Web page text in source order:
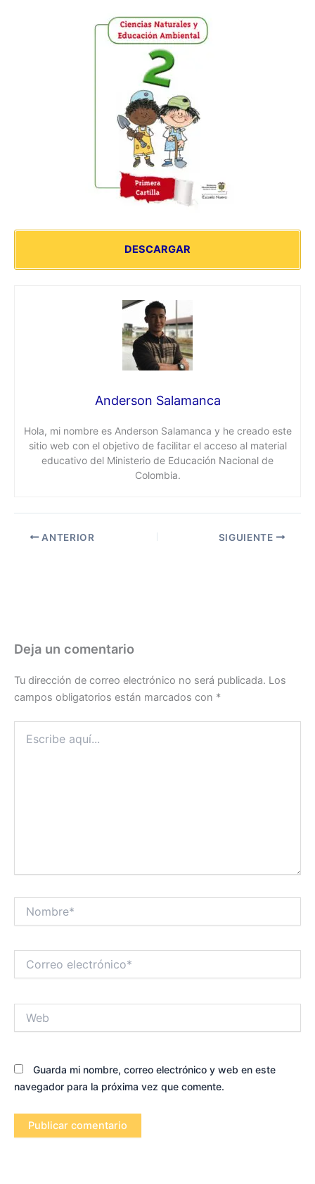
DESCARGAR
Anderson Salamanca
Hola, mi nombre es Anderson Salamanca y he creado este
sitio web con el objetivo de facilitar el acceso al material
educativo del Ministerio de Educación Nacional de
Colombia.
ANTERIOR SIGUIENTE
Deja un comentario
Tu dirección de correo electrónico no será publicada. Los
campos obligatorios están marcados con *
aquí...
electrónico*
Guarda mi nombre, correo electrónico y web en este
navegador para la próxima vez que comente.